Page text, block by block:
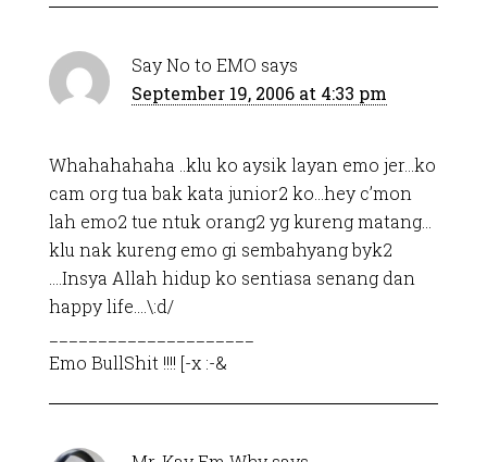
Say No to EMO says
September 19, 2006 at 4:33 pm
Whahahahaha ..klu ko aysik layan emo jer…ko
cam org tua bak kata junior2 ko…hey c’mon
lah emo2 tue ntuk orang2 yg kureng matang…
klu nak kureng emo gi sembahyang byk2
….Insya Allah hidup ko sentiasa senang dan
happy life….\:d/
Emo BullShit !!!! [-x :-&